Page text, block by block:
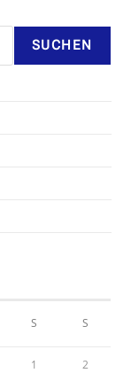
SUCHEN
S S
1 2